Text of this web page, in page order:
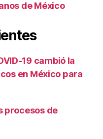
de México
19 cambió la
en México para
procesos de